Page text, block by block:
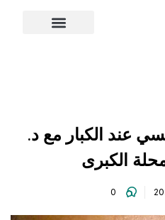
عند الكبار مع د.
الكبرى
0